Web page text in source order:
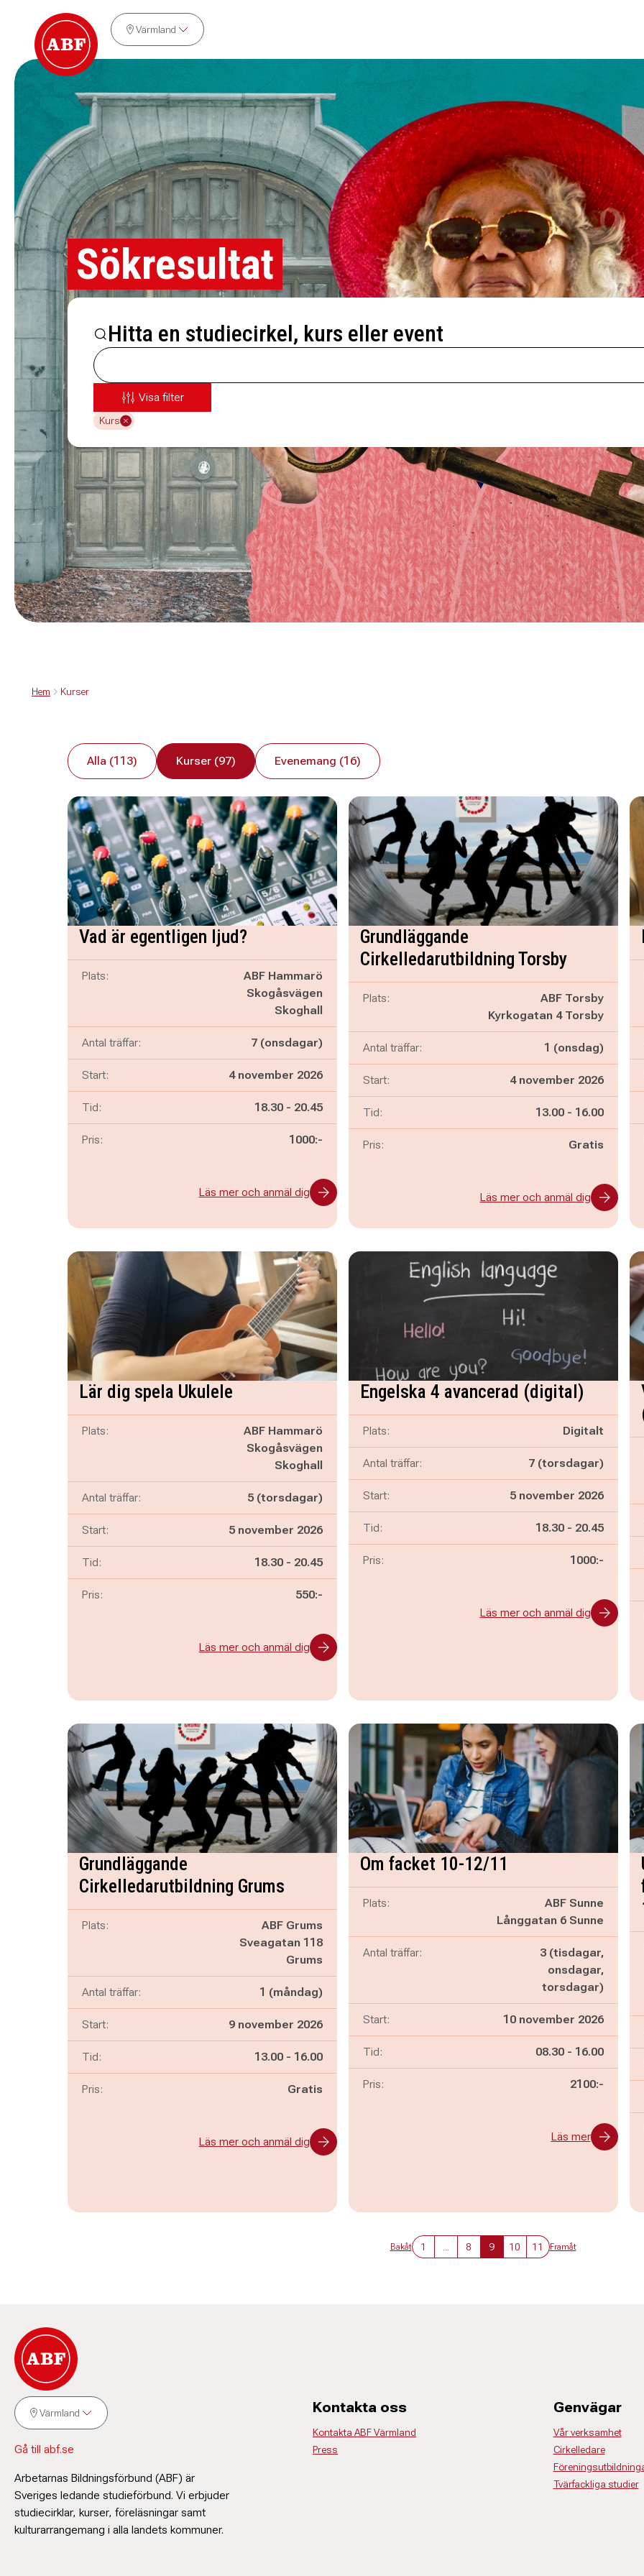
Värmland
Sökresultat
Hitta en studiecirkel, kurs eller event
Visa filter
Kurs
Hem Kurser
Alla (113) Kurser (97) Evenemang (16)
Vad är egentligen ljud?
Plats:
ABF Hammarö
Skogåsvägen
Skoghall
Antal träffar: 7 (onsdagar)
Start: 4 november 2026
Tid: Pågår mellan
18.30 - och
20.45
Pris: 1000:-
Läs mer och anmäl dig
Grundläggande
Cirkelledarutbildning Torsby
Plats:
ABF Torsby
Kyrkogatan 4 Torsby
Antal träffar: 1 (onsdag)
Start: 4 november 2026
Tid: Pågår mellan
13.00 - och
16.00
Pris: Gratis
Läs mer och anmäl dig
Lär dig spela Ukulele
Plats:
ABF Hammarö
Skogåsvägen
Skoghall
Antal träffar: 5 (torsdagar)
Start: 5 november 2026
Tid: Pågår mellan
18.30 - och
20.45
Pris: 550:-
Läs mer och anmäl dig
Engelska 4 avancerad (digital)
Plats: Digitalt
Antal träffar: 7 (torsdagar)
Start: 5 november 2026
Tid: Pågår mellan
18.30 - och
20.45
Pris: 1000:-
Läs mer och anmäl dig
Grundläggande
Cirkelledarutbildning Grums
Plats:
ABF Grums
Sveagatan 118
Grums
Antal träffar: 1 (måndag)
Start: 9 november 2026
Tid: Pågår mellan
13.00 - och
16.00
Pris: Gratis
Läs mer och anmäl dig
Om facket 10-12/11
Plats:
ABF Sunne
Långgatan 6 Sunne
Antal träffar:
3 (tisdagar,
onsdagar,
torsdagar)
Start: 10 november 2026
Tid: Pågår mellan
08.30 - och
16.00
Pris: 2100:-
Läs mer
Bakåt 1 8 9 10 11 Framåt
Värmland
Gå till abf.se
Arbetarnas Bildningsförbund (ABF) är
Sveriges ledande studieförbund. Vi erbjuder
studiecirklar, kurser, föreläsningar samt
kulturarrangemang i alla landets kommuner.
Kontakta oss
Kontakta ABF Värmland
Press
Genvägar
Vår verksamhet
Cirkelledare
Tvärfackliga studier